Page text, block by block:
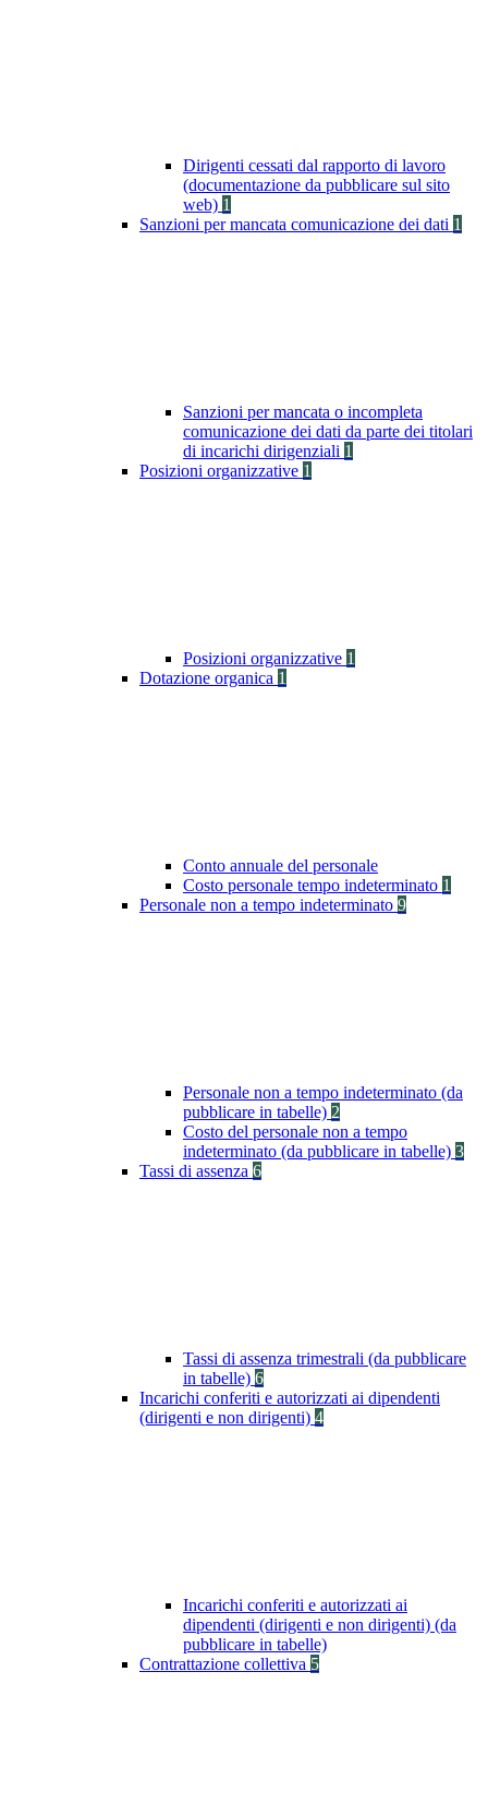
Dirigenti cessati dal rapporto di lavoro
(documentazione da pubblicare sul sito
web) 1
Sanzioni per mancata comunicazione dei dati 1
Sanzioni per mancata o incompleta
comunicazione dei dati da parte dei titolari
di incarichi dirigenziali 1
Posizioni organizzative 1
Posizioni organizzative 1
Dotazione organica 1
Conto annuale del personale
Costo personale tempo indeterminato 1
Personale non a tempo indeterminato 9
Personale non a tempo indeterminato (da
pubblicare in tabelle) 2
Costo del personale non a tempo
indeterminato (da pubblicare in tabelle) 3
Tassi di assenza 6
Tassi di assenza trimestrali (da pubblicare
in tabelle) 6
Incarichi conferiti e autorizzati ai dipendenti
(dirigenti e non dirigenti) 4
Incarichi conferiti e autorizzati ai
dipendenti (dirigenti e non dirigenti) (da
pubblicare in tabelle)
Contrattazione collettiva 5